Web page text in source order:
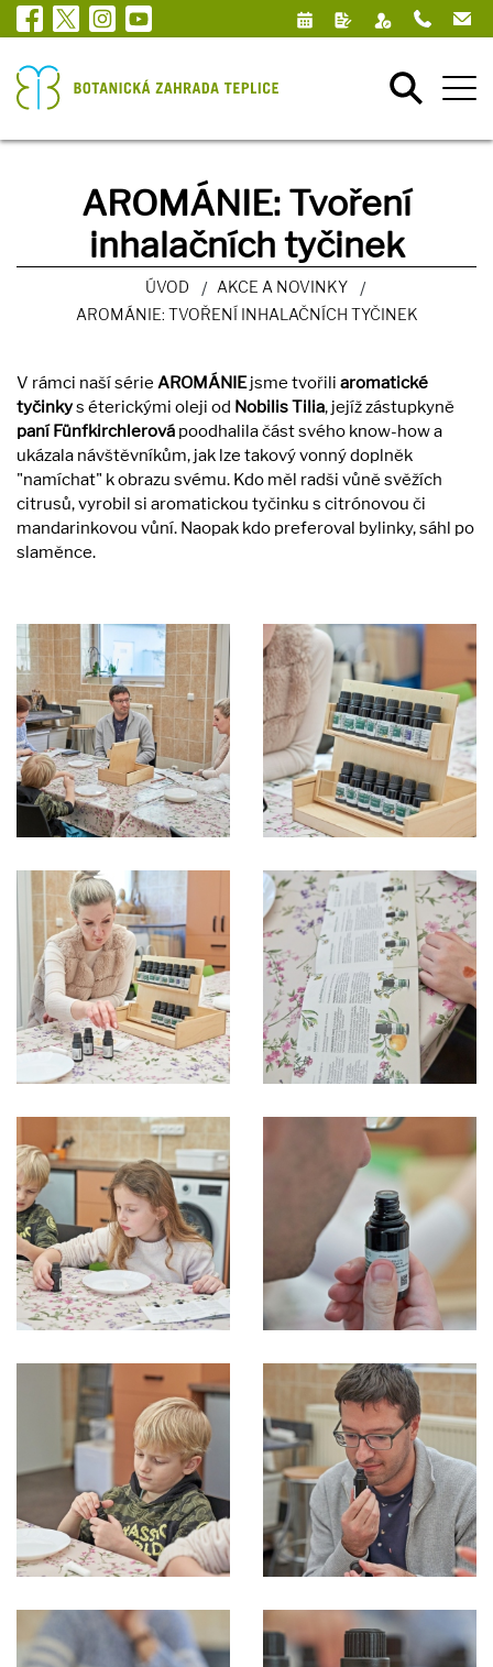
AROMÁNIE: Tvoření
inhalačních tyčinek
ÚVOD
AKCE A NOVINKY
AROMÁNIE: TVOŘENÍ INHALAČNÍCH TYČINEK
V rámci naší série AROMÁNIEjsme tvořili aromatické
tyčinkys éterickými oleji od Nobilis Tilia, jejíž zástupkyně
paní Fünfkirchlerová poodhalila část svého know-how a
ukázala návštěvníkům, jak lze takový vonný doplněk
"namíchat" k obrazu svému. Kdo měl radši vůně svěžích
citrusů, vyrobil si aromatickou tyčinku s citrónovou či
mandarinkovou vůní. Naopak kdo preferoval bylinky, sáhl po
slaměnce.